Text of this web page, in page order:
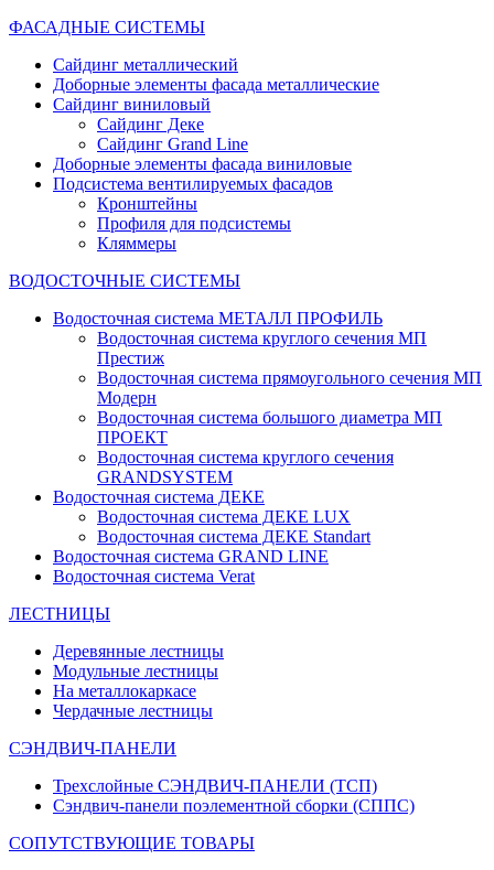
ФАСАДНЫЕ СИСТЕМЫ
Сайдинг металлический
Доборные элементы фасада металлические
Сайдинг виниловый
Сайдинг Деке
Сайдинг Grand Line
Доборные элементы фасада виниловые
Подсистема вентилируемых фасадов
Кронштейны
Профиля для подсистемы
Кляммеры
ВОДОСТОЧНЫЕ СИСТЕМЫ
Водосточная система МЕТАЛЛ ПРОФИЛЬ
Водосточная система круглого сечения МП
Престиж
Водосточная система прямоугольного сечения МП
Модерн
Водосточная система большого диаметра МП
ПРОЕКТ
Водосточная система круглого сечения
GRANDSYSTEM
Водосточная система ДЕКЕ
Водосточная система ДЕКЕ LUX
Водосточная система ДЕКЕ Standart
Водосточная система GRAND LINE
Водосточная система Verat
ЛЕСТНИЦЫ
Деревянные лестницы
Модульные лестницы
На металлокаркасе
Чердачные лестницы
СЭНДВИЧ-ПАНЕЛИ
Трехслойные СЭНДВИЧ-ПАНЕЛИ (ТСП)
Сэндвич-панели поэлементной сборки (СППС)
СОПУТСТВУЮЩИЕ ТОВАРЫ